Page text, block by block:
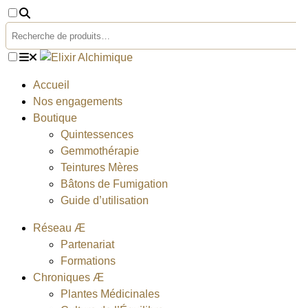
Aller
contenu
Accueil
Nos engagements
Boutique
Quintessences
Gemmothérapie
Teintures Mères
Bâtons de Fumigation
Guide d’utilisation
Réseau Æ
Partenariat
Formations
Chroniques Æ
Plantes Médicinales